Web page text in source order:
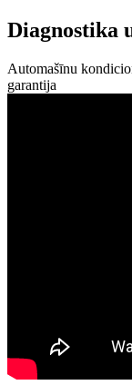
Diagnostika
Automašīnu
garantija